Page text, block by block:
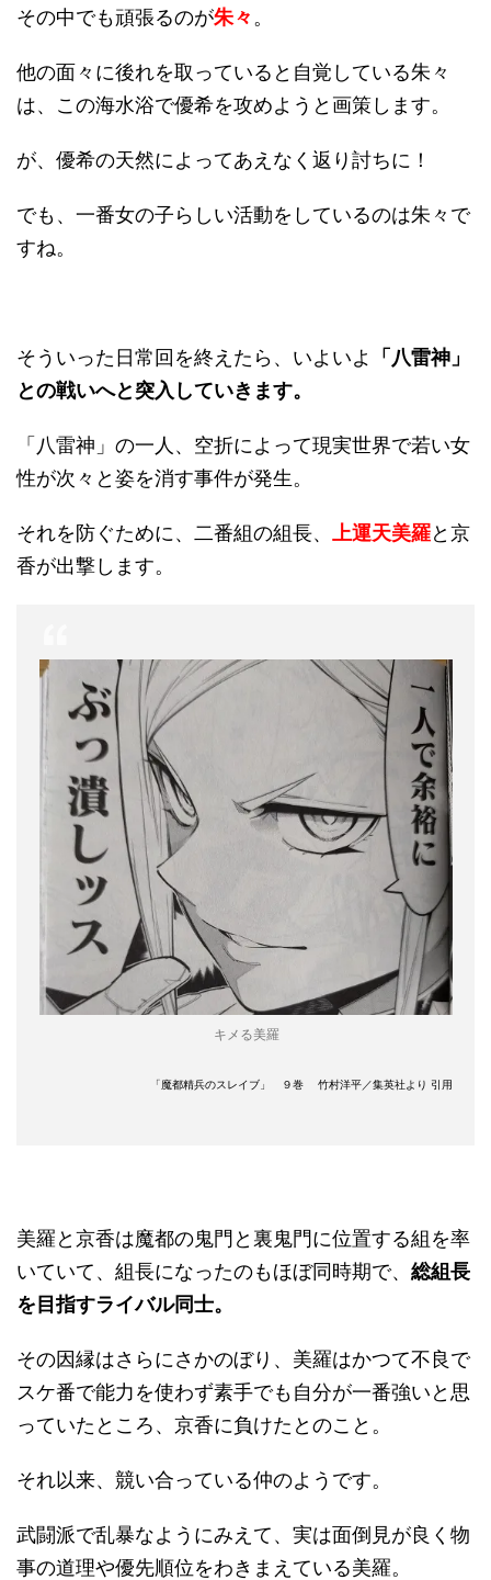
その中でも頑張るのが朱々 。
他の面々に後れを取っていると自覚している朱々
は、この海水浴で優希を攻めようと画策します。
が、優希の天然によってあえなく返り討ちに！
でも、一番女の子らしい活動をしているのは朱々で
すね。
そういった日常回を終えたら、いよいよ
「八雷神」
との戦いへと突入していきます。
「八雷神」の一人、空折によって現実世界で若い女
性が次々と姿を消す事件が発生。
それを防ぐために、二番組の組長、 上運天美羅と京
香が出撃します。
キメる美羅
「魔都精兵のスレイブ」 ９巻 竹村洋平／集英社より 引用
美羅と京香は魔都の鬼門と裏鬼門に位置する組を率
いていて、組長になったのもほぼ同時期で、 総組長
を目指すライバル同士。
その因縁はさらにさかのぼり、美羅はかつて不良で
スケ番で能力を使わず素手でも自分が一番強いと思
っていたところ、京香に負けたとのこと。
それ以来、競い合っている仲のようです。
武闘派で乱暴なようにみえて、実は面倒見が良く物
事の道理や優先順位をわきまえている美羅。